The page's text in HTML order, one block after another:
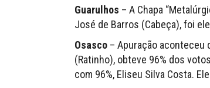
Guarulhos – A Chapa
José de Barros (Cabeça), foi
Osasco – Apuração aconteceu
(Ratinho), obteve 96% dos
com 96%, Eliseu Silva Costa.